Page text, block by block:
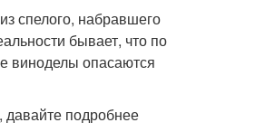
спелого, набравшего
бывает, что по
виноделы опасаются
давайте подробнее